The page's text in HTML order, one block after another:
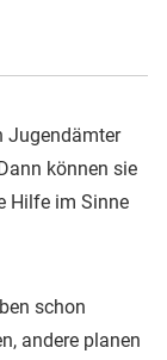
Jugendämter
können sie
Hilfe im Sinne
schon
andere planen